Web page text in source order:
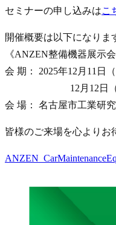
セミナーの申し込みはこ
開催概要は以下になりま
《ANZEN整備機器展示会
会 期： 2025年12月11日
12月12日（金）
会 場： 名古屋市工業研
皆様のご来場を心よりお